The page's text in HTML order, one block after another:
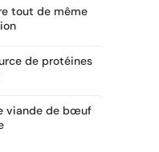
tout de même
de protéines
viande de bœuf